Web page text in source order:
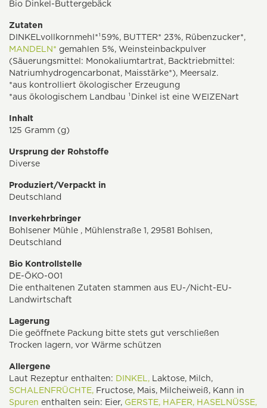
Bio Dinkel-Buttergebäck
Zutaten
DINKELvollkornmehl*¹59%, BUTTER* 23%, Rübenzucker*,
MANDELN* gemahlen 5%, Weinsteinbackpulver
(Säuerungsmittel: Monokaliumtartrat, Backtriebmittel:
Natriumhydrogencarbonat, Maisstärke*), Meersalz.
*aus kontrolliert ökologischer Erzeugung
*aus ökologischem Landbau ¹Dinkel ist eine WEIZENart
Inhalt
125 Gramm (g)
Ursprung der Rohstoffe
Diverse
Produziert/Verpackt in
Deutschland
Inverkehrbringer
Bohlsener Mühle , Mühlenstraße 1, 29581 Bohlsen,
Deutschland
Bio Kontrollstelle
DE-ÖKO-001
Die enthaltenen Zutaten stammen aus EU-/Nicht-EU-
Landwirtschaft
Lagerung
Die geöffnete Packung bitte stets gut verschließen
Trocken lagern, vor Wärme schützen
Allergene
Laut Rezeptur enthalten: DINKEL, Laktose, Milch,
SCHALENFRÜCHTE, Fructose, Mais, Milcheiweiß, Kann in
Spuren enthalten sein: Eier, GERSTE, HAFER, HASELNÜSSE,